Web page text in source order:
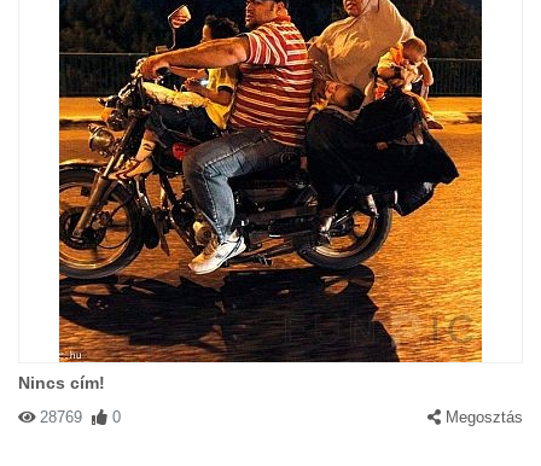
Nincs cím!
28769 0 Megosztás